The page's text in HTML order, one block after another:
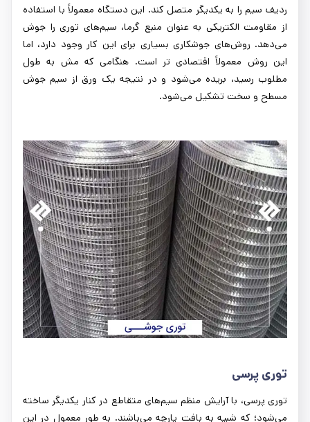
ردیف سیم را به یکدیگر متصل کند. این دستگاه معمولاً با استفاده
از مقاومت الکتریکی به عنوان منبع گرما، سیم‌های توری را جوش
می‌دهد. روش‌های جوشکاری بسیاری برای این کار وجود دارد، اما
این روش معمولاً اقتصادی تر است. هنگامی که مش به طول
مطلوب رسید، بریده می‌شود و در نتیجه یک ورق از سیم جوش
مسطح و سخت تشکیل می‌شود.
توری پرسی
توری پرسی، با آرایش منظم سیم‌های متقاطع در کنار یکدیگر ساخته
می‌شود؛ که شبیه به بافت پارچه می‌باشند. به طور معمول در این